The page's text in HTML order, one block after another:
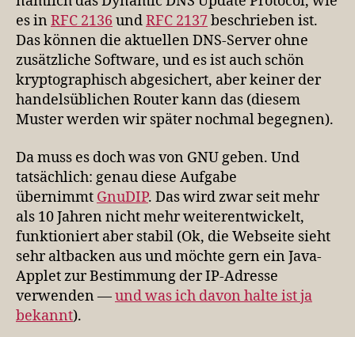
es in RFC 2136 undRFC 2137beschrieben ist.
Das können die aktuellen DNS-Server ohne
zusätzliche Software, und es ist auch schön
kryptographisch abgesichert, aber keiner der
handelsüblichen Router kann das (diesem
Muster werden wir später nochmal begegnen).
Da muss es doch was von GNU geben. Und
tatsächlich: genau diese Aufgabe
übernimmt GnuDIP. Das wird zwar seit mehr
als 10 Jahren nicht mehr weiterentwickelt,
funktioniert aber stabil (Ok, die Webseite sieht
sehr altbacken aus und möchte gern ein Java-
Applet zur Bestimmung der IP-Adresse
verwenden —und was ich davon halte ist ja
bekannt).